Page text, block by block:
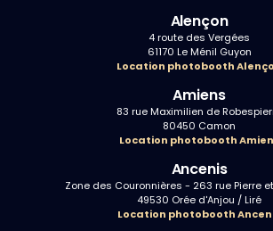
Alençon
4 route des Vergées
61170 Le Ménil Guyon
Location photobooth
Amiens
83 rue Maximilien de
80450 Camon
Location photobooth
Ancenis
Zone des Couronnières - 263 rue Pierre
49530 Orée d'Anjou / Liré
Location photobooth